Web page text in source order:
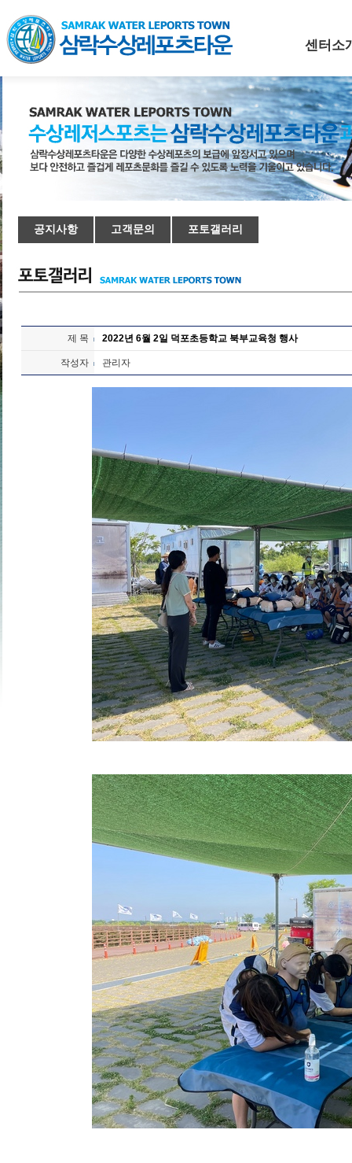
센터소
공지사항 고객문의 포토갤러리
제 목 2022년 6월 2일 덕포초등학교 북부교육청 행사
작성자 관리자